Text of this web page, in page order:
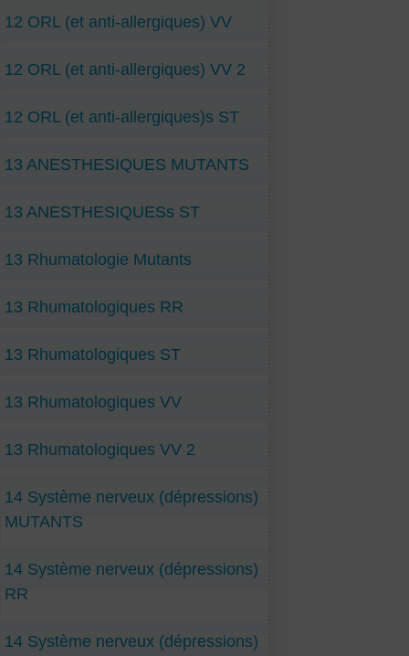
12 ORL (et anti-allergiques) VV
12 ORL (et anti-allergiques) VV 2
12 ORL (et anti-allergiques)s ST
13 ANESTHESIQUES MUTANTS
13 ANESTHESIQUESs ST
13 Rhumatologie Mutants
13 Rhumatologiques RR
13 Rhumatologiques ST
13 Rhumatologiques VV
13 Rhumatologiques VV 2
14 Système nerveux (dépressions)
MUTANTS
14 Système nerveux (dépressions)
RR
14 Système nerveux (dépressions)